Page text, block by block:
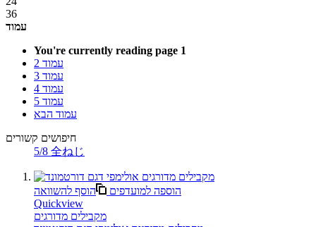
36
עמוד
You're currently reading page 1
עמוד 2
עמוד 3
עמוד 4
עמוד 5
עמוד הבא
חיפושים קשורים
5/8 全ねじ
הוספה למועדפים
הוסף להשוואה
Quickview
מקבילים מדורגים